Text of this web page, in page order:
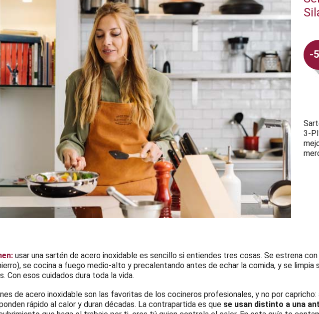
-
3-
usar una sartén de acero inoxidable es sencillo si entiendes tres cosas. Se estrena
se cocina a fuego medio-alto y precalentando antes de echar la comida, y se limpia
Con esos cuidados dura toda la vida.
de acero inoxidable son las favoritas de los cocineros profesionales, y no por
rápido al calor y duran décadas. La contrapartida es que se usan distinto a una